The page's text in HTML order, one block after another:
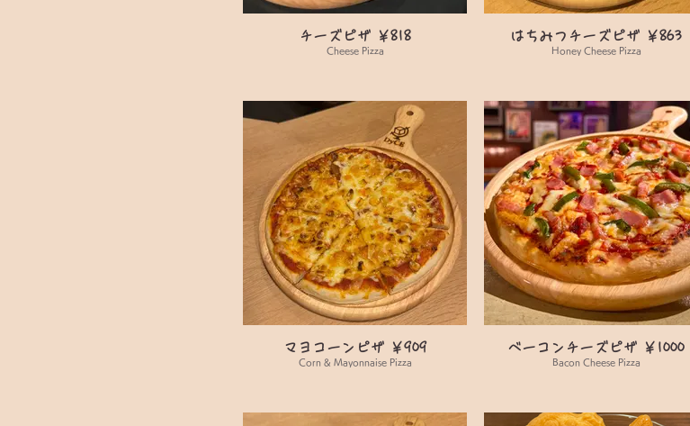
チーズピザ ￥818
Cheese Pizza
はちみつチーズピザ ￥863
Honey Cheese Pizza
マヨコーンピザ ￥909
Corn & Mayonnaise Pizza
ベーコンチーズピザ ￥1000
Bacon Cheese Pizza